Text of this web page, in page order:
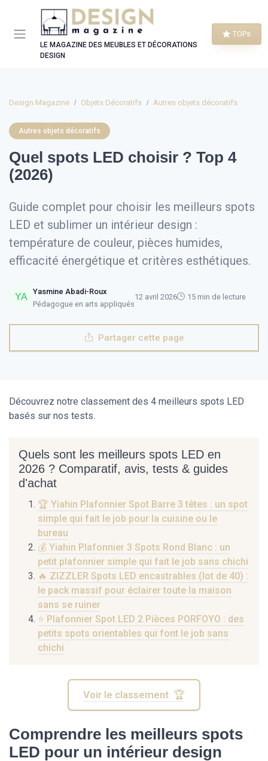
LE MAGAZINE DES MEUBLES ET DÉCORATIONS
DESIGN
TOPs
Design Magazine Objets Décoratifs Autres objets décoratifs
Autres objets décoratifs
Quel spots LED choisir ? Top 4
(2026)
Guide complet pour choisir les meilleurs spots
LED et sublimer un intérieur design :
température de couleur, pièces humides,
efficacité énergétique et critères esthétiques.
Yasmine Abadi-Roux
Pédagogue en arts appliqués
12 avril 2026 15 min de lecture
Partager cette page
Découvrez notre classement des 4 meilleurs spots LED
basés sur nos tests.
Quels sont les meilleurs spots LED en
2026 ? Comparatif, avis, tests & guides
d'achat
🏆 Yiahin Plafonnier Spot Barre 3 têtes : un spot
simple qui fait le job pour la cuisine ou le
bureau
💰 Yiahin Plafonnier 3 Spots Rond Blanc : un
petit plafonnier simple qui fait le job sans chichi
🔥 ZIZZLER Spots LED encastrables (lot de 40) :
le pack massif pour éclairer toute la maison
sans se ruiner
⭐ Plafonnier Spot LED 2 Pièces PORFOYO : des
petits spots orientables qui font le job sans
chichi
Voir le classement 🏆
Comprendre les meilleurs spots
LED pour un intérieur design
Panneau de gestion des cookies